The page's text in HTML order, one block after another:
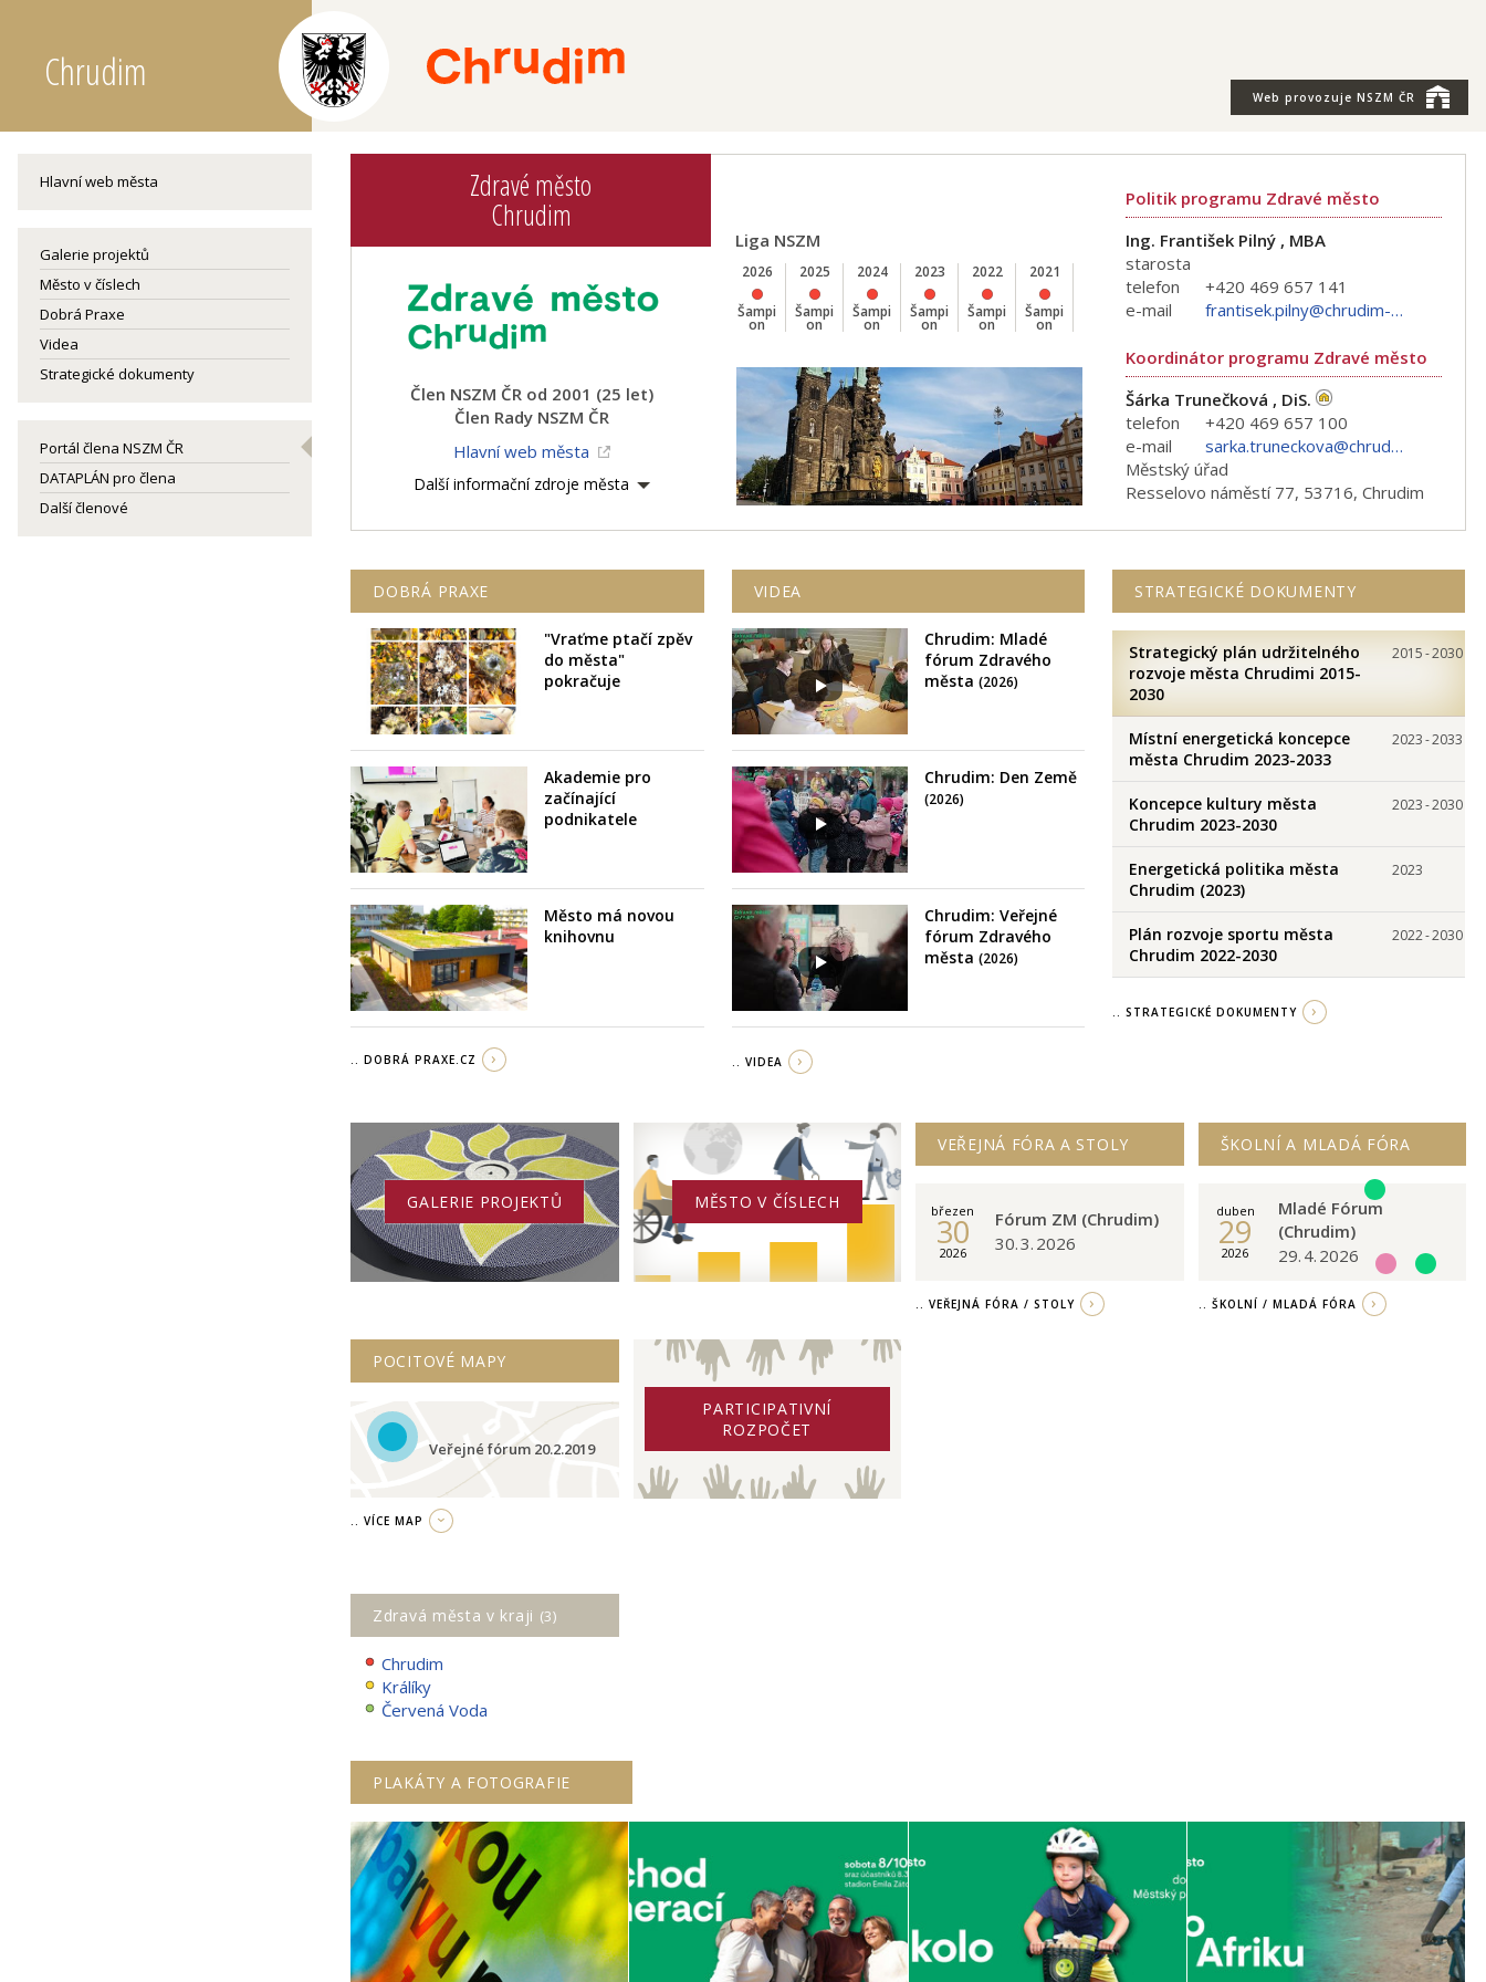
Chrudim
Web provozuje NSZM ČR
Hlavní web města
Galerie projektů
Město v číslech
Dobrá Praxe
Videa
Strategické dokumenty
Portál člena NSZM ČR
DATAPLÁN pro člena
Další členové
Zdravé město
Chrudim
Člen NSZM ČR od 2001 (25 let)
Člen Rady NSZM ČR
Hlavní web města
Další informační zdroje města
Liga NSZM
2026
Šampi
on
2025
Šampi
on
2024
Šampi
on
2023
Šampi
on
2022
Šampi
on
2021
Šampi
on
2019
Šampi Šampi Šampi
on
Šampi Šampi
Politik programu Zdravé město
Ing. František Pilný , MBA
starosta
telefon
+420 469 657 141
e-mail
frantisek.pilny@chrudim-city.cz
Koordinátor programu Zdravé město
Šárka Trunečková , DiS.
telefon
+420 469 657 100
e-mail
sarka.truneckova@chrudim-city.cz
Městský úřad
Resselovo náměstí 77, 53716, Chrudim
DOBRÁ PRAXE
"Vraťme ptačí zpěv
do města"
pokračuje
Akademie pro
začínající
podnikatele
Město má novou
knihovnu
.. DOBRÁ PRAXE.CZ
VIDEA
Chrudim: Mladé
fórum Zdravého
města(2026)
Chrudim: Den Země
(2026)
Chrudim: Veřejné
fórum Zdravého
města(2026)
.. VIDEA
STRATEGICKÉ DOKUMENTY
Strategický plán udržitelného
rozvoje města Chrudimi 2015-
2030
2015-2030
Místní energetická koncepce
města Chrudim 2023-2033
2023-2033
Koncepce kultury města
Chrudim 2023-2030
2023-2030
Energetická politika města
Chrudim (2023)
2023
Plán rozvoje sportu města
Chrudim 2022-2030
2022-2030
.. STRATEGICKÉ DOKUMENTY
GALERIE PROJEKTŮ MĚSTO V ČÍSLECH
VEŘEJNÁ FÓRA A STOLY
březen
30
2026
Fórum ZM (Chrudim)
30. 3. 2026
.. VEŘEJNÁ FÓRA / STOLY
ŠKOLNÍ A MLADÁ FÓRA
duben
29
2026
Mladé Fórum
(Chrudim)
29. 4. 2026
.. ŠKOLNÍ / MLADÁ FÓRA
POCITOVÉ MAPY
Veřejné fórum 20.2.2019
.. VÍCE MAP
PARTICIPATIVNÍ
ROZPOČET
Zdravá města v kraji (3)
Chrudim
Králíky
Červená Voda
PLAKÁTY A FOTOGRAFIE